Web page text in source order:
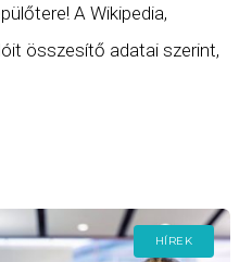
A Wikipedia,
összesítő adatai szerint,
ahol több, mint
HÍREK